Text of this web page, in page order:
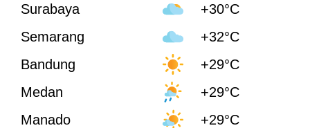
Surabaya
+30°C
Semarang
+32°C
Bandung
+29°C
Medan
+29°C
Manado
+29°C